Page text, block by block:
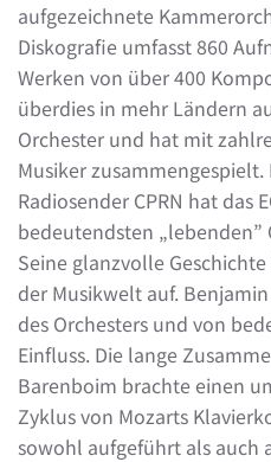
aufgezeichnete
Diskografie umfasst 860
Werken von über 400
überdies in mehr Ländern
Orchester und hat mit
Musiker
Radiosender CPRN hat das
bedeutendsten
Seine glanzvolle
der Musikwelt auf.
des Orchesters und von
Einfluss. Die lange
Barenboim brachte einen
Zyklus von Mozarts
sowohl aufgeführt als auch